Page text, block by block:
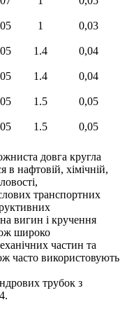
1 0,03
1.4 0,04
1.4 0,04
1.5 0,05
1.5 0,05
довга кругла
в нафтовій, хімічній,
транспортних
вигин і кручення
широко
частин та
часто використовують
трубок з